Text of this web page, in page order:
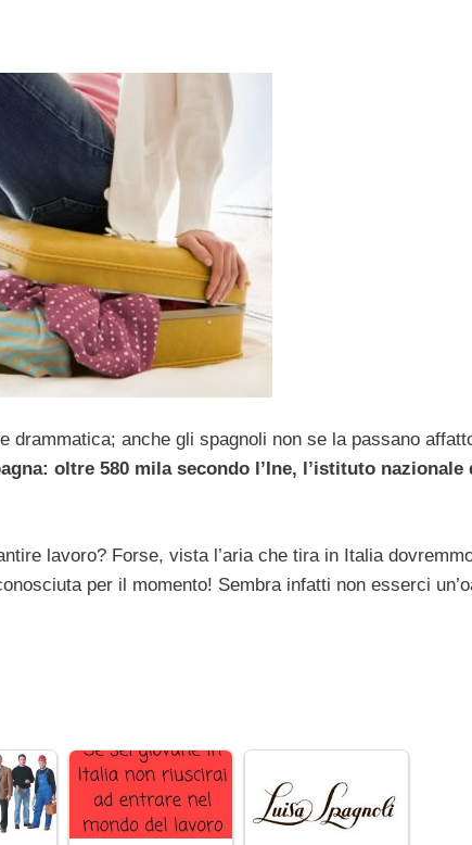
drammatica; anche gli spagnoli non se la passano
oltre 580 mila secondo l’Ine, l’istituto nazionale
lavoro? Forse, vista l’aria che tira in Italia
per il momento! Sembra infatti non esserci